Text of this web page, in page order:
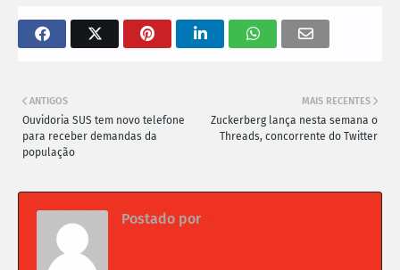
MAIS RECENTES
Zuckerberg lança nesta semana o
Threads, concorrente do Twitter
ANTIGOS
Ouvidoria SUS tem novo telefone
para receber demandas da
população
Postado por